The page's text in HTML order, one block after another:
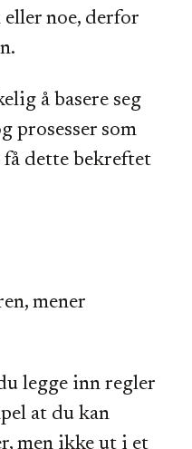
noe, derfor
å basere seg
prosesser som
dette bekreftet
mener
legge inn regler
at du kan
men ikke ut i et